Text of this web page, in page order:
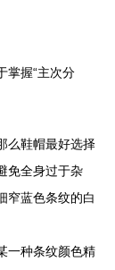
掌握“主次分
么鞋帽最好选择
免全身过于杂
窄蓝色条纹的白
一种条纹颜色精